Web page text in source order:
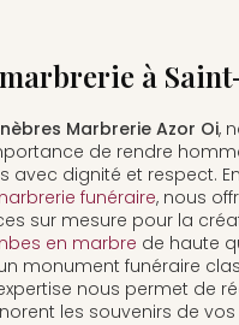
à
Marbrerie Azor Oi,
de rendre
avec dignité et respect.
funéraire, nous
sur mesure pour la
en marbre de haute
monument funéraire
nous permet de
les souvenirs de vos